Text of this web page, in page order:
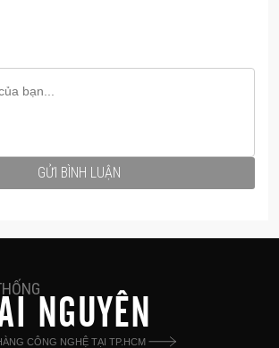
GỬI BÌNH LUẬN
NGUYÊN
CÔNG NGHỆ TẠI TP.HCM